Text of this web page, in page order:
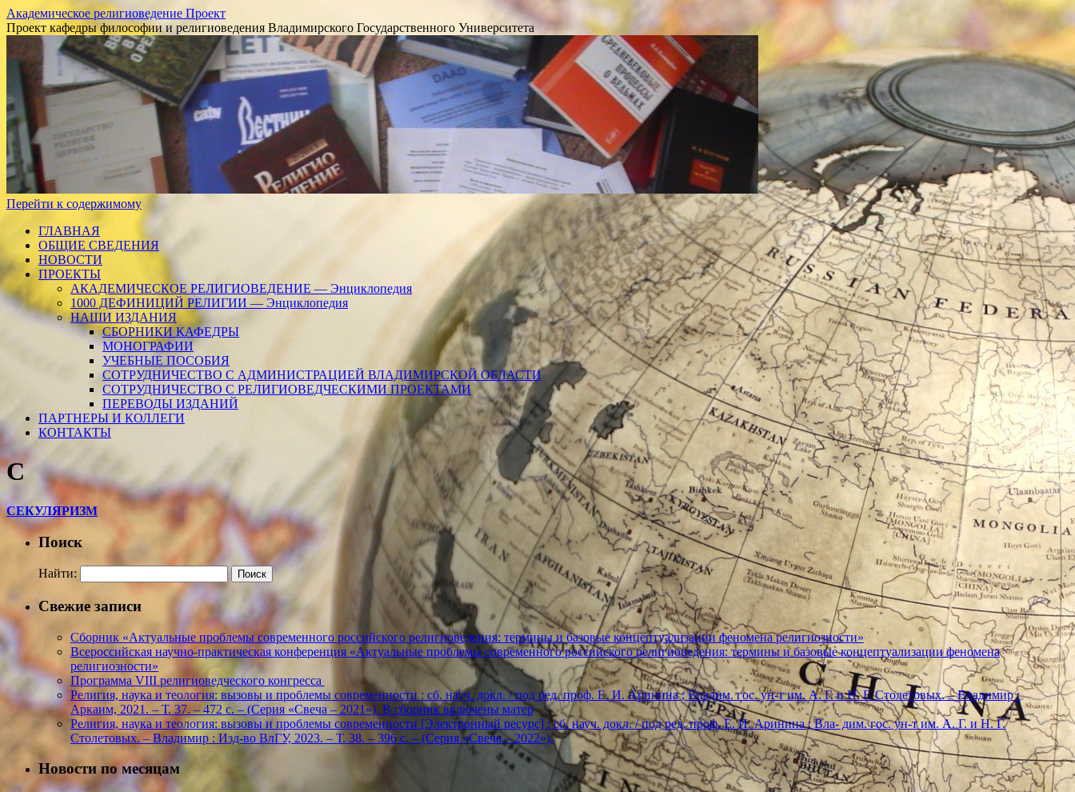
Академическое религиоведение Проект
Проект кафедры философии и религиоведения Владимирского Государственного Университета
Перейти к содержимому
ГЛАВНАЯ
ОБЩИЕ СВЕДЕНИЯ
НОВОСТИ
ПРОЕКТЫ
АКАДЕМИЧЕСКОЕ РЕЛИГИОВЕДЕНИЕ — Энциклопедия
1000 ДЕФИНИЦИЙ РЕЛИГИИ — Энциклопедия
НАШИ ИЗДАНИЯ
СБОРНИКИ КАФЕДРЫ
МОНОГРАФИИ
УЧЕБНЫЕ ПОСОБИЯ
СОТРУДНИЧЕСТВО С АДМИНИСТРАЦИЕЙ ВЛАДИМИРСКОЙ ОБЛАСТИ
СОТРУДНИЧЕСТВО С РЕЛИГИОВЕДЧЕСКИМИ ПРОЕКТАМИ
ПЕРЕВОДЫ ИЗДАНИЙ
ПАРТНЕРЫ И КОЛЛЕГИ
КОНТАКТЫ
С
СЕКУЛЯРИЗМ
Поиск
Найти:
Свежие записи
Сборник «Актуальные проблемы современного российского религиоведения: термины и базовые концептуализации феномена религиозности»
Всероссийская научно-практическая конференция «Актуальные проблемы современного российского религиоведения: термины и базовые концептуализации феномена
религиозности»
Программа VIII религиоведческого конгресса
Религия, наука и теология: вызовы и проблемы современности : сб. науч. докл. / под ред. проф. Е. И. Аринина ; Владим. гос. ун-т им. А. Г. и Н. Г. Столетовых. – Владимир :
Аркаим, 2021. – Т. 37. – 472 с. – (Серия «Свеча – 2021»). В сборник включены матер
Религия, наука и теология: вызовы и проблемы современности [Электронный ресурс] : сб. науч. докл. / под ред. проф. Е. И. Аринина ; Вла- дим. гос. ун-т им. А. Г. и Н. Г.
Столетовых. – Владимир : Изд-во ВлГУ, 2023. – Т. 38. – 396 с. – (Серия «Свеча – 2022»).
Новости по месяцам